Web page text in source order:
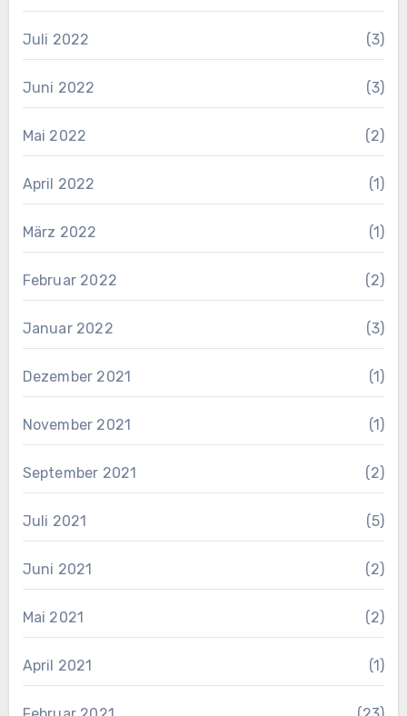
Juli 2022 (3)
Juni 2022 (3)
Mai 2022 (2)
April 2022 (1)
März 2022 (1)
Februar 2022 (2)
Januar 2022 (3)
Dezember 2021 (1)
November 2021 (1)
September 2021 (2)
Juli 2021 (5)
Juni 2021 (2)
Mai 2021 (2)
April 2021 (1)